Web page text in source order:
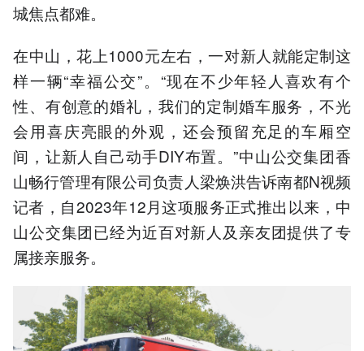
城焦点都难。
在中山，花上1000元左右，一对新人就能定制这
样一辆“幸福公交”。“现在不少年轻人喜欢有个
性、有创意的婚礼，我们的定制婚车服务，不光
会用喜庆亮眼的外观，还会预留充足的车厢空
间，让新人自己动手DIY布置。”中山公交集团香
山畅行管理有限公司负责人梁焕洪告诉南都N视频
记者，自2023年12月这项服务正式推出以来，中
山公交集团已经为近百对新人及亲友团提供了专
属接亲服务。